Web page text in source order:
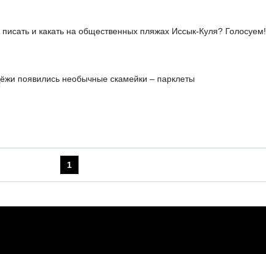
и какать на общественных пляжах Иссык-Куля? Голосуем!
появились необычные скамейки – парклеты
1